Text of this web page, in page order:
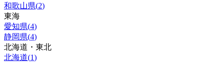
和歌山県(2)
東海
愛知県(4)
静岡県(4)
北海道・東北
北海道(1)